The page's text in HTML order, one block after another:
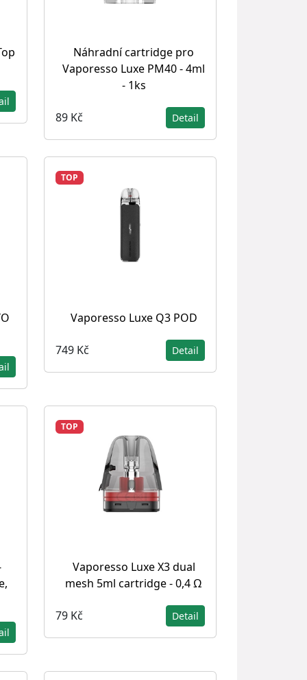
Náhradní cartridge pro
Vaporesso Luxe PM40 - 4ml
- 1ks
89 Kč Detail
TOP
Vaporesso Luxe Q3 POD
749 Kč Detail
TOP
Vaporesso Luxe X3 dual
mesh 5ml cartridge - 0,4 Ω
79 Kč Detail